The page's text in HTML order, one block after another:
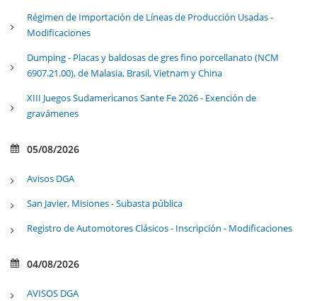
Régimen de Importación de Líneas de Producción Usadas -
Modificaciones
Dumping - Placas y baldosas de gres fino porcellanato (NCM
6907.21.00), de Malasia, Brasil, Vietnam y China
XIII Juegos Sudamericanos Sante Fe 2026 - Exención de
gravámenes
05/08/2026
Avisos DGA
San Javier, Misiones - Subasta pública
Registro de Automotores Clásicos - Inscripción - Modificaciones
04/08/2026
AVISOS DGA